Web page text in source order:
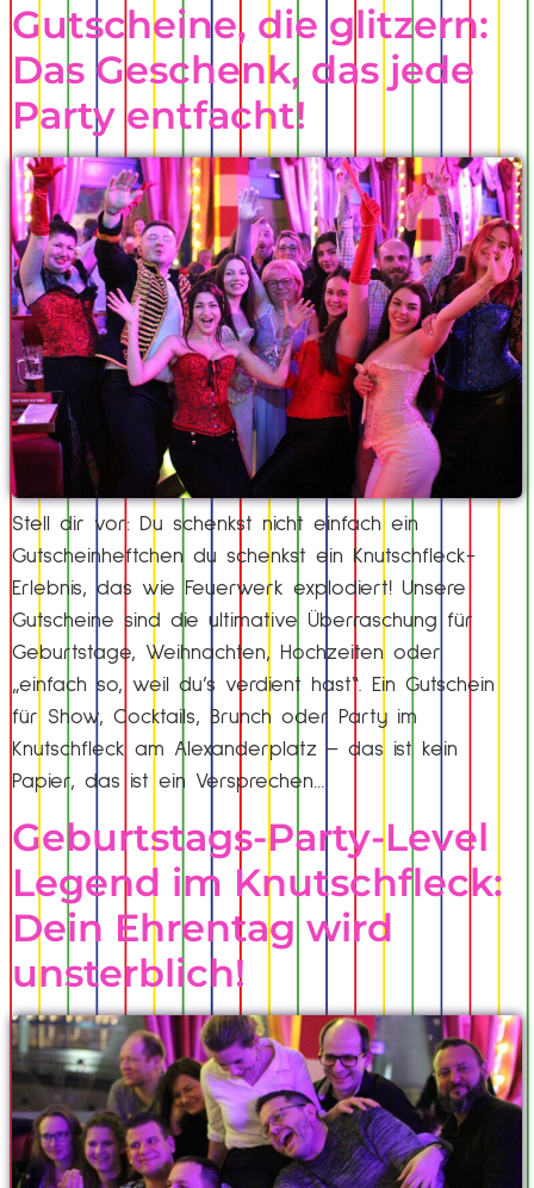
Gutscheine, die glitzern:
Das Geschenk, das jede
Party entfacht!
Stell dir vor: Du schenkst nicht einfach ein
Gutscheinheftchen du schenkst ein Knutschfleck-
Erlebnis, das wie Feuerwerk explodiert! Unsere
Gutscheine sind die ultimative Überraschung für
Geburtstage, Weihnachten, Hochzeiten oder
„einfach so, weil du’s verdient hast“. Ein Gutschein
für Show, Cocktails, Brunch oder Party im
Knutschfleck am Alexanderplatz – das ist kein
Papier, das ist ein Versprechen…
Geburtstags-Party-Level
Legend im Knutschfleck:
Dein Ehrentag wird
unsterblich!